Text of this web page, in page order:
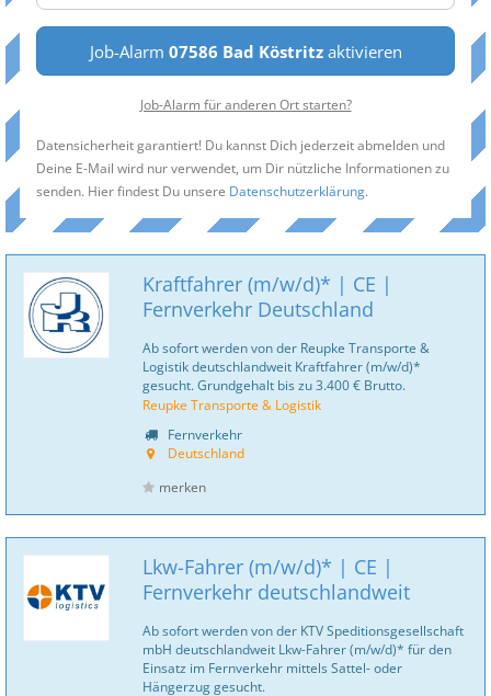
Job-Alarm 07586 Bad Köstritzaktivieren
Job-Alarm für anderen Ort starten?
Datensicherheit garantiert! Du kannst Dich jederzeit abmelden und
Deine E-Mail wird nur verwendet, um Dir nützliche Informationen zu
senden. Hier findest Du unsere Datenschutzerklärung.
Kraftfahrer (m/w/d)* | CE |
Fernverkehr Deutschland
Ab sofort werden von der Reupke Transporte &
Logistik deutschlandweit Kraftfahrer (m/w/d)*
gesucht. Grundgehalt bis zu 3.400 € Brutto.
Reupke Transporte & Logistik
Fernverkehr
Deutschland
merken
Lkw-Fahrer (m/w/d)* | CE |
Fernverkehr deutschlandweit
Ab sofort werden von der KTV Speditionsgesellschaft
mbH deutschlandweit Lkw-Fahrer (m/w/d)* für den
Einsatz im Fernverkehr mittels Sattel- oder
Hängerzug gesucht.